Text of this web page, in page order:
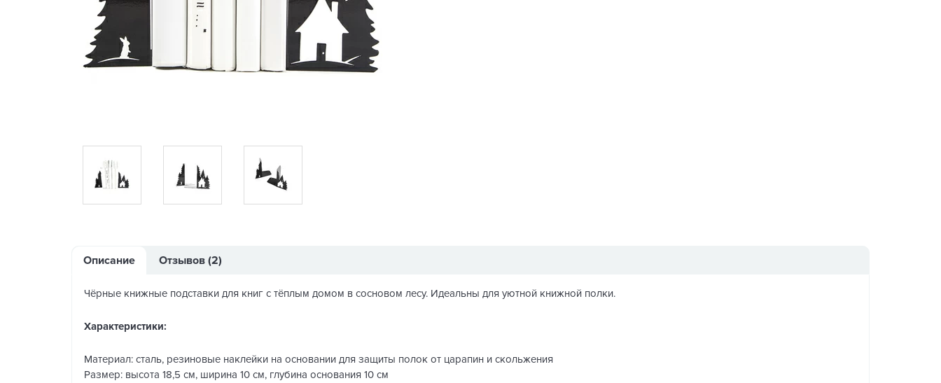
Описание Отзывов (2)
Чёрные книжные подставки для книг с тёплым домом в сосновом лесу. Идеальны для уютной книжной полки.
Характеристики:
Материал: сталь, резиновые наклейки на основании для защиты полок от царапин и скольжения
Размер: высота 18,5 см, ширина 10 см, глубина основания 10 см